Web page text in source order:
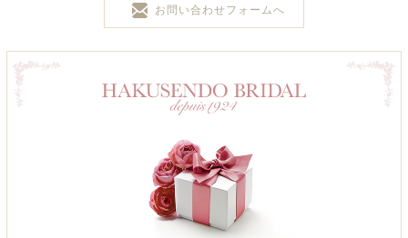
お問い合わせフォームへ